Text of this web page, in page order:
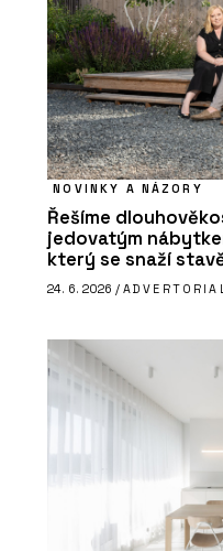
NOVINKY A NÁZORY
Řešíme
jedovatým
který se snaží
24. 6. 2026 / ADVERTORIAL